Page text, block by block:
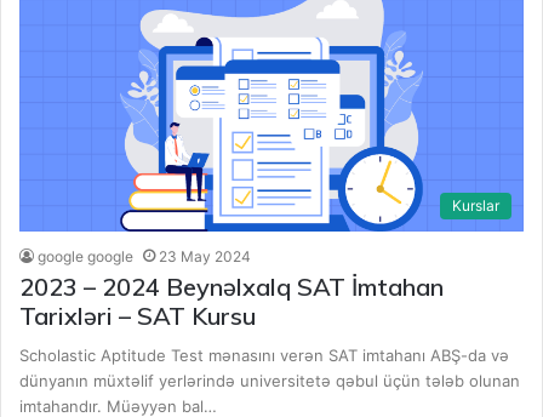
Kurslar
google google 23 May 2024
2023 – 2024 Beynəlxalq SAT İmtahan
Tarixləri – SAT Kursu
Scholastic Aptitude Test mənasını verən SAT imtahanı ABŞ-da və
dünyanın müxtəlif yerlərində universitetə qəbul üçün tələb olunan
imtahandır. Müəyyən bal…